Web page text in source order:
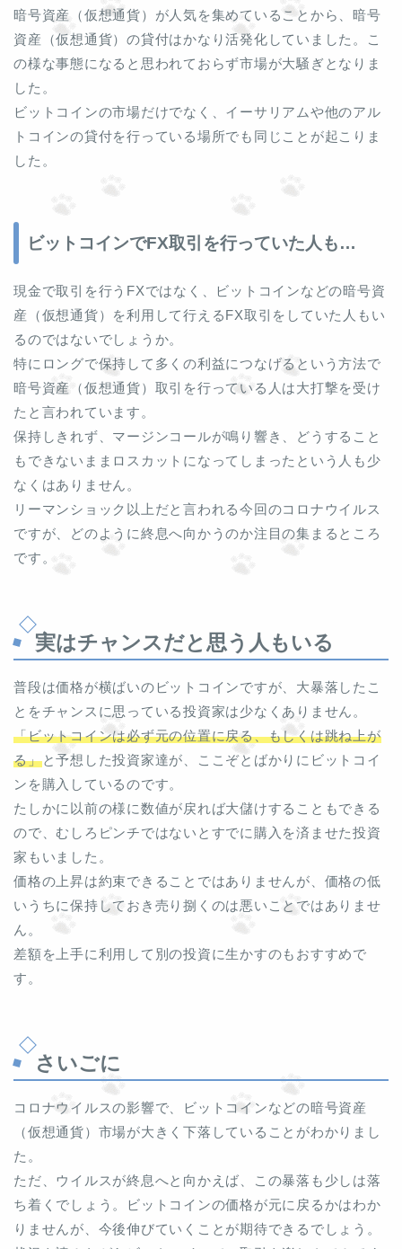
暗号資産（仮想通貨）が人気を集めていることから、暗号
資産（仮想通貨）の貸付はかなり活発化していました。こ
の様な事態になると思われておらず市場が大騒ぎとなりま
した。
ビットコインの市場だけでなく、イーサリアムや他のアル
トコインの貸付を行っている場所でも同じことが起こりま
した。
ビットコインでFX取引を行っていた人も…
現金で取引を行うFXではなく、ビットコインなどの暗号資
産（仮想通貨）を利用して行えるFX取引をしていた人もい
るのではないでしょうか。
特にロングで保持して多くの利益につなげるという方法で
暗号資産（仮想通貨）取引を行っている人は大打撃を受け
たと言われています。
保持しきれず、マージンコールが鳴り響き、どうすること
もできないままロスカットになってしまったという人も少
なくはありません。
リーマンショック以上だと言われる今回のコロナウイルス
ですが、どのように終息へ向かうのか注目の集まるところ
です。
実はチャンスだと思う人もいる
普段は価格が横ばいのビットコインですが、大暴落したこ
とをチャンスに思っている投資家は少なくありません。
「ビットコインは必ず元の位置に戻る、もしくは跳ね上が
る」と予想した投資家達が、ここぞとばかりにビットコイ
ンを購入しているのです。
たしかに以前の様に数値が戻れば大儲けすることもできる
ので、むしろピンチではないとすでに購入を済ませた投資
家もいました。
価格の上昇は約束できることではありませんが、価格の低
いうちに保持しておき売り捌くのは悪いことではありませ
ん。
差額を上手に利用して別の投資に生かすのもおすすめで
す。
さいごに
コロナウイルスの影響で、ビットコインなどの暗号資産
（仮想通貨）市場が大きく下落していることがわかりまし
た。
ただ、ウイルスが終息へと向かえば、この暴落も少しは落
ち着くでしょう。ビットコインの価格が元に戻るかはわか
りませんが、今後伸びていくことが期待できるでしょう。